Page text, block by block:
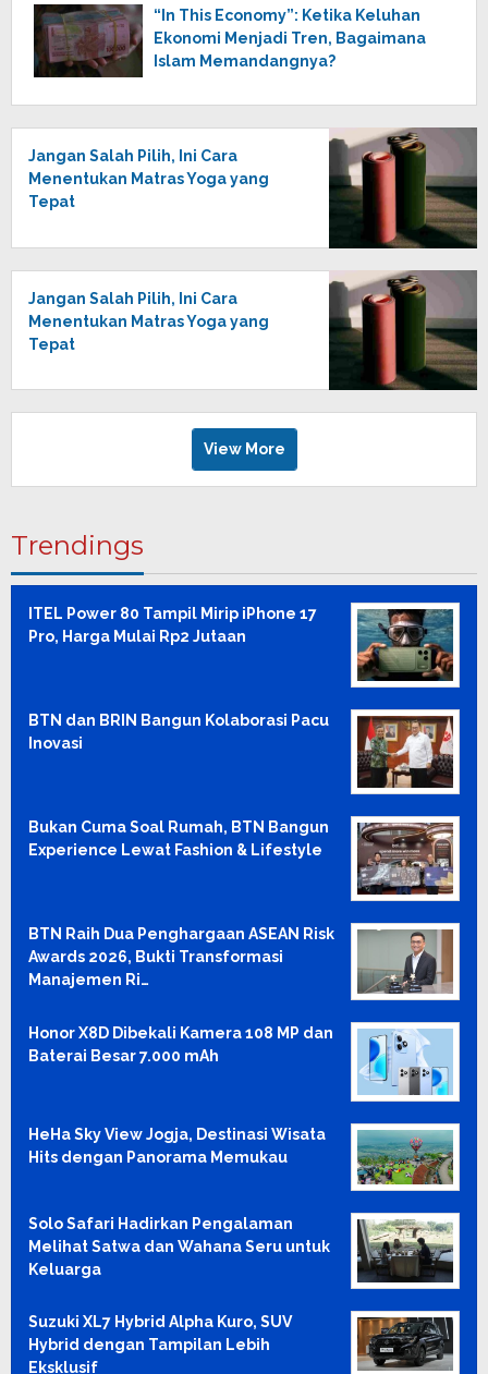
“In This Economy”: Ketika Keluhan
Ekonomi Menjadi Tren, Bagaimana
Islam Memandangnya?
Jangan Salah Pilih, Ini Cara
Menentukan Matras Yoga yang
Tepat
Jangan Salah Pilih, Ini Cara
Menentukan Matras Yoga yang
Tepat
View More
Trendings
ITEL Power 80 Tampil Mirip iPhone 17
Pro, Harga Mulai Rp2 Jutaan
BTN dan BRIN Bangun Kolaborasi Pacu
Inovasi
Bukan Cuma Soal Rumah, BTN Bangun
Experience Lewat Fashion & Lifestyle
BTN Raih Dua Penghargaan ASEAN Risk
Awards 2026, Bukti Transformasi
Manajemen Ri…
Honor X8D Dibekali Kamera 108 MP dan
Baterai Besar 7.000 mAh
HeHa Sky View Jogja, Destinasi Wisata
Hits dengan Panorama Memukau
Solo Safari Hadirkan Pengalaman
Melihat Satwa dan Wahana Seru untuk
Keluarga
Suzuki XL7 Hybrid Alpha Kuro, SUV
Hybrid dengan Tampilan Lebih
Eksklusif